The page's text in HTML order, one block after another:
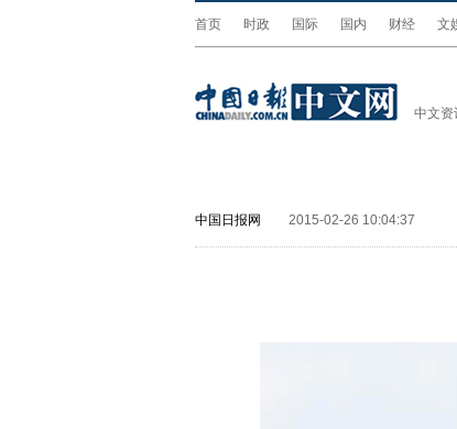
首页 时政 国际 国内 财经 文
中文资
中国日报网 2015-02-26 10:04:37